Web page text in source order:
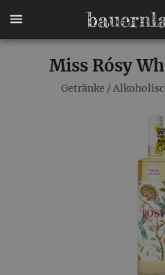
Miss Rósy
Getränke /